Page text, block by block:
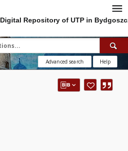
Digital Repository of UTP in
Advanced search Help